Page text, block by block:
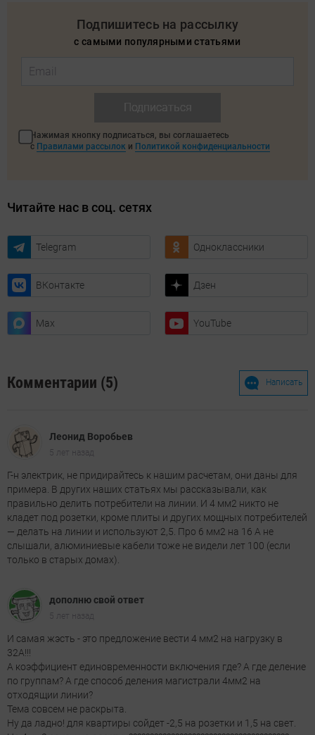
Подпишитесь на рассылку
с самыми популярными статьями
Нажимая кнопку подписаться, вы соглашаетесь
с Правилами рассылок и Политикой конфиденциальности
Читайте нас в соц. сетях
Telegram Одноклассники
ВКонтакте Дзен
Max YouTube
Комментарии (5) Написать
Леонид Воробьев
5 лет назад
Г-н электрик, не придирайтесь к нашим расчетам, они даны для
примера. В других наших статьях мы рассказывали, как
правильно делить потребители на линии. И 4 мм2 никто не
кладет под розетки, кроме плиты и других мощных потребителей
— делать на линии и используют 2,5. Про 6 мм2 на 16 А не
слышали, алюминиевые кабели тоже не видели лет 100 (если
только в старых домах).
дополню свой ответ
5 лет назад
И самая жэсть - это предложение вести 4 мм2 на нагрузку в
32А!!!
А коэффициент единовременности включения где? А где деление
по группам? А где способ деления магистрали 4мм2 на
отходящии линии?
Тема совсем не раскрыта.
Ну да ладно! для квартиры сойдет -2,5 на розетки и 1,5 на свет.